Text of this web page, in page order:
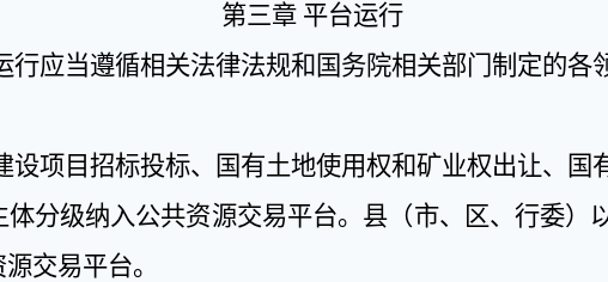
第三章 平台运行
行应当遵循相关法律法规和国务院相关部门制定的各
设项目招标投标、国有土地使用权和矿业权出让、国
分级纳入公共资源交易平台。县（市、区、行委）
交易平台。